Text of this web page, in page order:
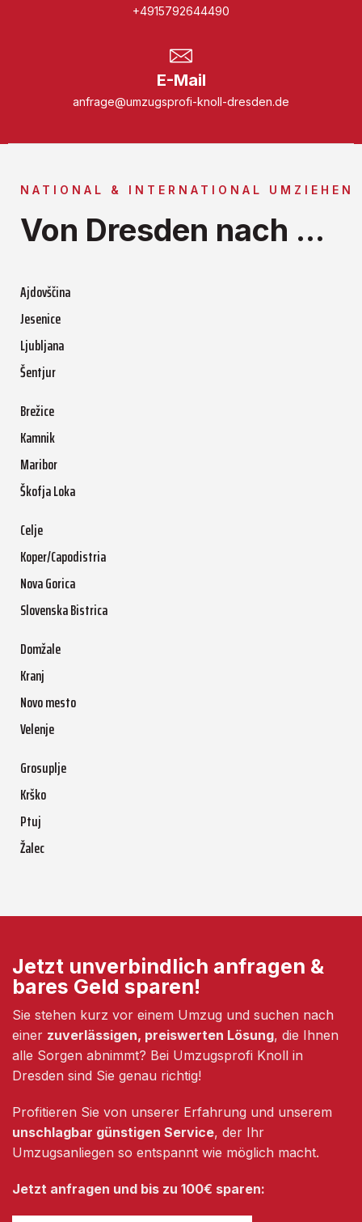
+4915792644490
E-Mail
anfrage@umzugsprofi-knoll-dresden.de
NATIONAL & INTERNATIONAL UMZIEHEN
Von Dresden nach ...
Ajdovščina
Jesenice
Ljubljana
Šentjur
Brežice
Kamnik
Maribor
Škofja Loka
Celje
Koper/Capodistria
Nova Gorica
Slovenska Bistrica
Domžale
Kranj
Novo mesto
Velenje
Grosuplje
Krško
Ptuj
Žalec
Jetzt unverbindlich anfragen &
bares Geld sparen!
Sie stehen kurz vor einem Umzug und suchen nach
einer zuverlässigen, preiswerten Lösung, die Ihnen
alle Sorgen abnimmt? Bei Umzugsprofi Knoll in
Dresden sind Sie genau richtig!
Profitieren Sie von unserer Erfahrung und unserem
unschlagbar günstigen Service, der Ihr
Umzugsanliegen so entspannt wie möglich macht.
Jetzt anfragen und bis zu 100€ sparen: